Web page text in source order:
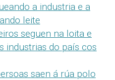
a industria e a
leite
seguen na loita e
industrias do país cos
saen á rúa polo